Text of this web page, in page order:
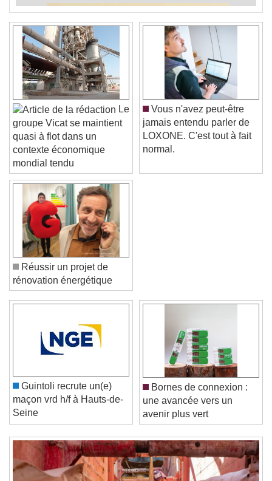
Video Player is loading.
Skip Forward
Unmute
Current Time0:00
Duration-:-
Loaded:0%
Stream TypeLIVE
Seek to live, currently behind liveLIVE
Remaining Time -0:00
Le
groupe Vicat se maintient
quasi à flot dans un
contexte économique
mondial tendu
Vous n'avez peut-être
jamais entendu parler de
LOXONE. C'est tout à fait
Réussir un projet de
rénovation énergétique
Guintoli recrute un(e)
maçon vrd h/f à Hauts-de-
Seine
Bornes de connexion :
une avancée vers un
avenir plus vert